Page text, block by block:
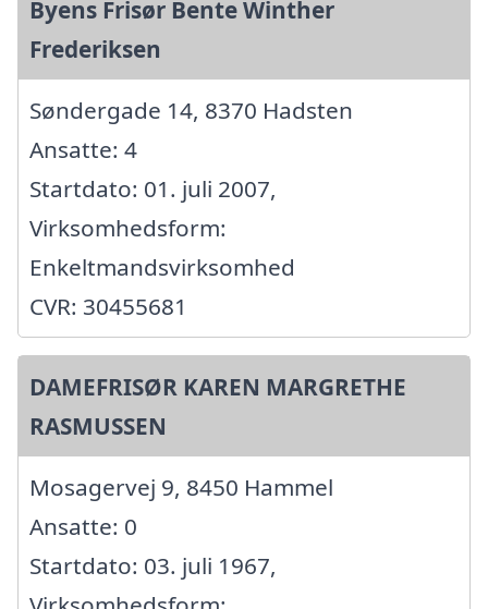
Byens Frisør Bente Winther
Frederiksen
Søndergade 14, 8370 Hadsten
Ansatte: 4
Startdato: 01. juli 2007,
Virksomhedsform:
Enkeltmandsvirksomhed
CVR: 30455681
DAMEFRISØR KAREN MARGRETHE
RASMUSSEN
Mosagervej 9, 8450 Hammel
Ansatte: 0
Startdato: 03. juli 1967,